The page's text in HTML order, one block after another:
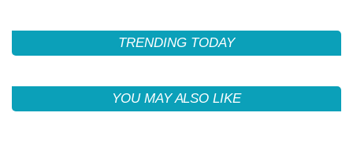
TRENDING TODAY
YOU MAY ALSO LIKE